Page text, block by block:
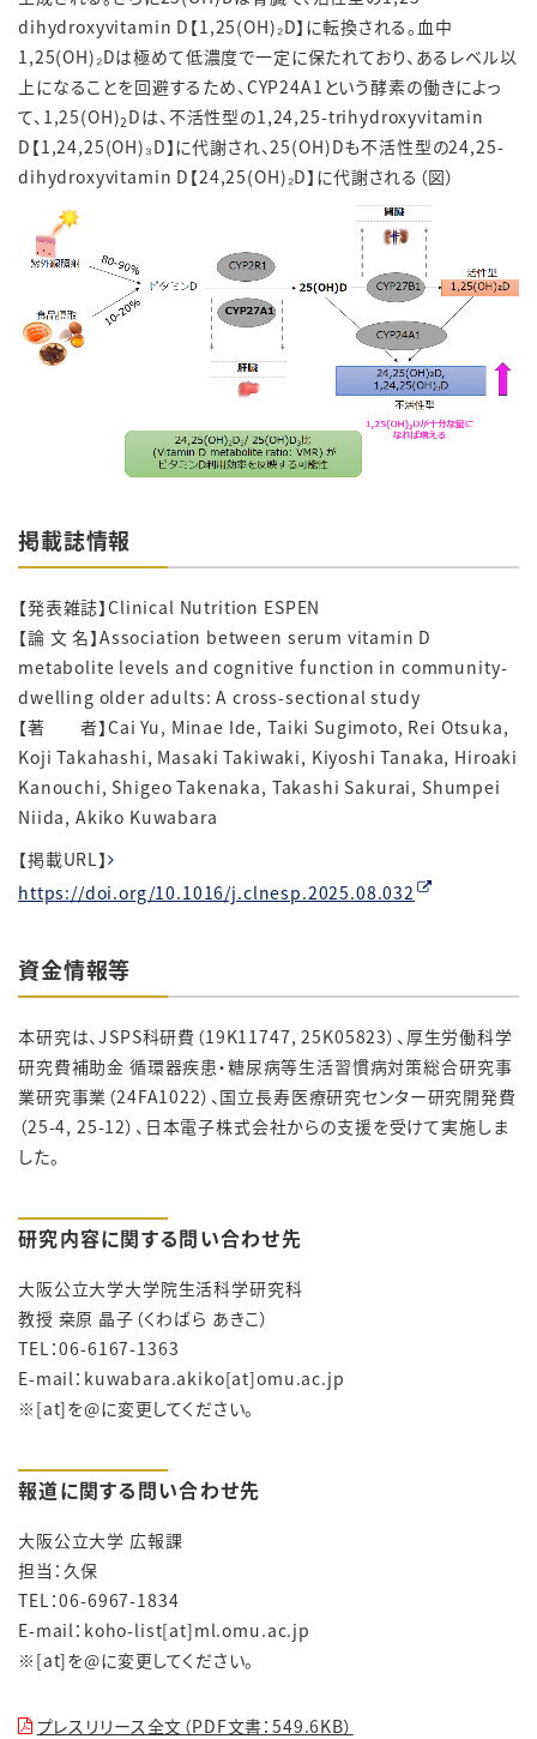
dihydroxyvitamin D【1,25(OH)₂D】に転換される。血中
1,25(OH)₂Dは極めて低濃度で一定に保たれており、あるレベル以
上になることを回避するため、CYP24A1という酵素の働きによっ
て、1,25(OH)2 Dは、不活性型の1,24,25-trihydroxyvitamin
D【1,24,25(OH)₃D】に代謝され、25(OH)Dも不活性型の24,25-
dihydroxyvitamin D【24,25(OH)₂D】に代謝される（図）
掲載誌情報
【発表雑誌】Clinical Nutrition ESPEN
【論 文 名】Association between serum vitamin D
metabolite levels and cognitive function in community-
dwelling older adults: A cross-sectional study
【著 者】Cai Yu, Minae Ide, Taiki Sugimoto, Rei Otsuka,
Koji Takahashi, Masaki Takiwaki, Kiyoshi Tanaka, Hiroaki
Kanouchi, Shigeo Takenaka, Takashi Sakurai, Shumpei
Niida, Akiko Kuwabara
【掲載URL】
https://doi.org/10.1016/j.clnesp.2025.08.032
資金情報等
本研究は、JSPS科研費（19K11747, 25K05823）、厚生労働科学
研究費補助金 循環器疾患・糖尿病等生活習慣病対策総合研究事
業研究事業（24FA1022）、国立長寿医療研究センター研究開発費
（25-4, 25-12）、日本電子株式会社からの支援を受けて実施しま
した。
研究内容に関する問い合わせ先
大阪公立大学大学院生活科学研究科
教授 桒原 晶子（くわばら あきこ）
TEL：06-6167-1363
E-mail： kuwabara.akiko[at]omu.ac.jp
※[at]を@に変更してください。
報道に関する問い合わせ先
大阪公立大学 広報課
担当：久保
TEL：06-6967-1834
E-mail： koho-list[at]ml.omu.ac.jp
※[at]を@に変更してください。
プレスリリース全文（PDF文書：549.6KB）